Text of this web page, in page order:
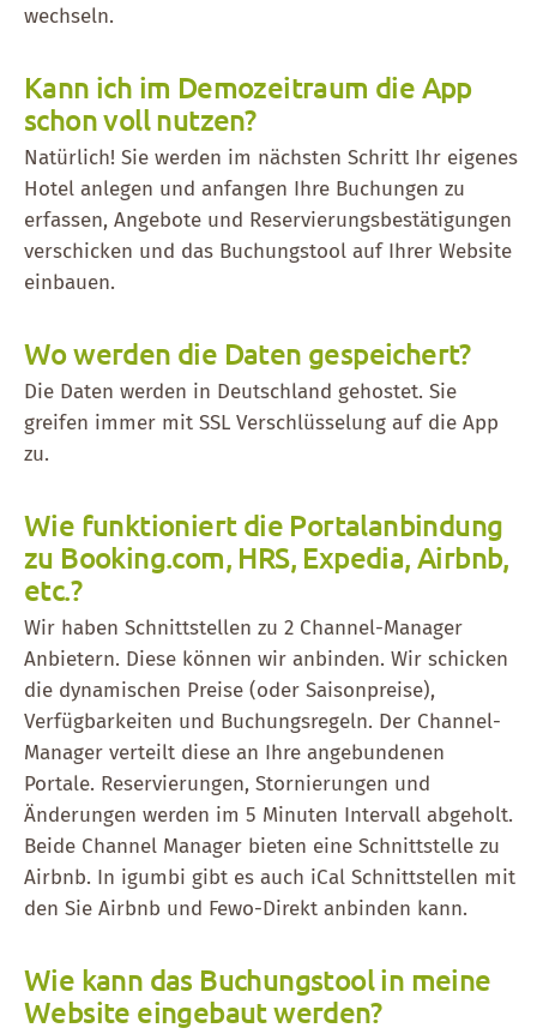
wechseln.
Kann ich im Demozeitraum die App
schon voll nutzen?
Natürlich! Sie werden im nächsten Schritt Ihr eigenes
Hotel anlegen und anfangen Ihre Buchungen zu
erfassen, Angebote und Reservierungsbestätigungen
verschicken und das Buchungstool auf Ihrer Website
einbauen.
Wo werden die Daten gespeichert?
Die Daten werden in Deutschland gehostet. Sie
greifen immer mit SSL Verschlüsselung auf die App
zu.
Wie funktioniert die Portalanbindung
zu Booking.com, HRS, Expedia, Airbnb,
etc.?
Wir haben Schnittstellen zu 2 Channel-Manager
Anbietern. Diese können wir anbinden. Wir schicken
die dynamischen Preise (oder Saisonpreise),
Verfügbarkeiten und Buchungsregeln. Der Channel-
Manager verteilt diese an Ihre angebundenen
Portale. Reservierungen, Stornierungen und
Änderungen werden im 5 Minuten Intervall abgeholt.
Beide Channel Manager bieten eine Schnittstelle zu
Airbnb. In igumbi gibt es auch iCal Schnittstellen mit
den Sie Airbnb und Fewo-Direkt anbinden kann.
Wie kann das Buchungstool in meine
Website eingebaut werden?